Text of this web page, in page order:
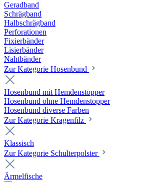
Geradband
Schrägband
Halbschrägband
Perforationen
Fixierbänder
Lisierbänder
Nahtbänder
Zur Kategorie Hosenbund
Hosenbund mit Hemdenstopper
Hosenbund ohne Hemdenstopper
Hosenbund diverse Farben
Zur Kategorie Kragenfilz
Klassisch
Zur Kategorie Schulterpolster
Ärmelfische